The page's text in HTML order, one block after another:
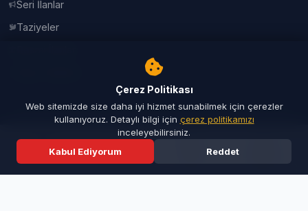
Pazar gününe denk geliyor.
Ana Sayfa Son Dakika
Çerez Politikası
Web sitemizde size daha iyi hizmet sunabilmek için çerezler
kullanıyoruz. Detaylı bilgi için çerez politikamızı
inceleyebilirsiniz.
Kabul Ediyorum
Reddet